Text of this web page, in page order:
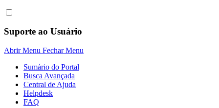
Suporte ao Usuário
Abrir Menu Fechar Menu
Sumário do Portal
Busca Avançada
Central de Ajuda
Helpdesk
FAQ